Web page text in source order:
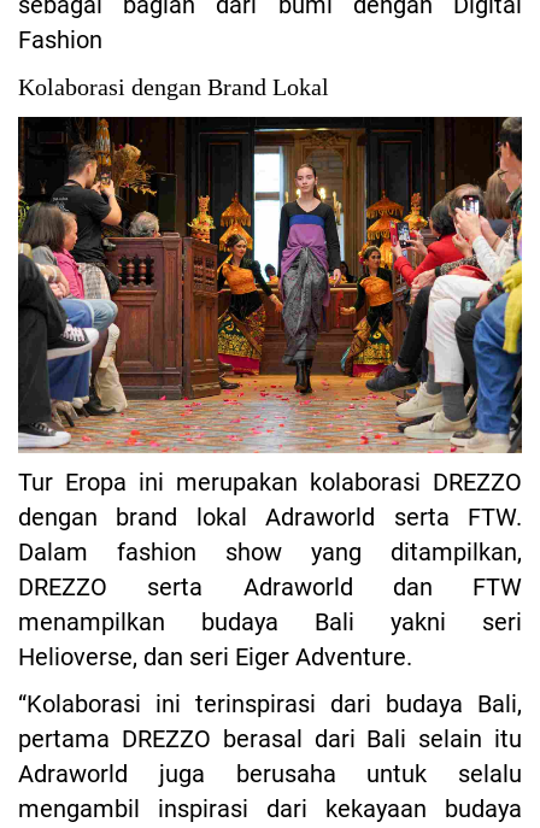
sebagai bagian dari bumi dengan Digital
Fashion
Kolaborasi dengan Brand Lokal
Tur Eropa ini merupakan kolaborasi DREZZO
dengan brand lokal Adraworld serta FTW.
Dalam fashion show yang ditampilkan,
DREZZO serta Adraworld dan FTW
menampilkan budaya Bali yakni seri
Helioverse, dan seri Eiger Adventure.
“Kolaborasi ini terinspirasi dari budaya Bali,
pertama DREZZO berasal dari Bali selain itu
Adraworld juga berusaha untuk selalu
mengambil inspirasi dari kekayaan budaya